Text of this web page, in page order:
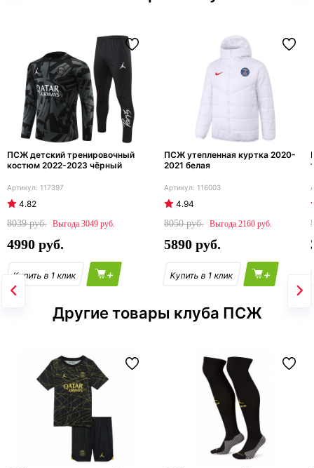
ПСЖ детский тренировочный
костюм 2022-2023 чёрный
117397
4.82
8039
3049
4990
+
ПСЖ утепленная куртка 2020-
2021 белая
116003
4.94
8050
2160
5890
+
Другие товары клуба ПСЖ